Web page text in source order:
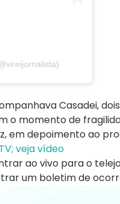
Casadei,
o momento de
em depoimento ao
veja vídeo
ao vivo para o
um boletim de